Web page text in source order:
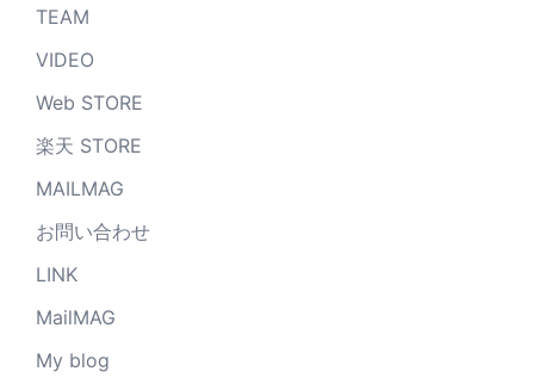
TEAM
VIDEO
Web STORE
楽天 STORE
MAILMAG
お問い合わせ
LINK
MailMAG
My blog